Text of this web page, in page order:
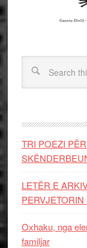
TRI POEZI
LETËR E
Oxhaku, nga
familjar